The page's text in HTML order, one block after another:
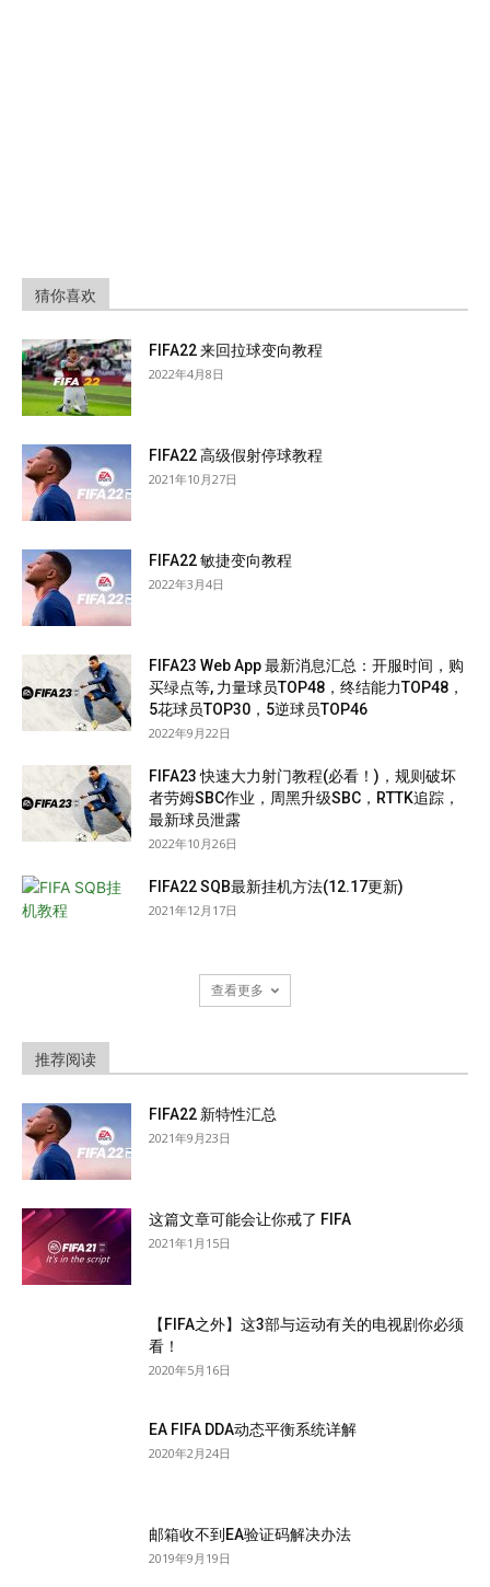
猜你喜欢
FIFA22 来回拉球变向教程
2022年4月8日
FIFA22 高级假射停球教程
2021年10月27日
FIFA22 敏捷变向教程
2022年3月4日
FIFA23 Web App 最新消息汇总：开服时间，购
买绿点等, 力量球员TOP48，终结能力TOP48，
5花球员TOP30，5逆球员TOP46
2022年9月22日
FIFA23 快速大力射门教程(必看！)，规则破坏
者劳姆SBC作业，周黑升级SBC，RTTK追踪，
最新球员泄露
2022年10月26日
FIFA22 SQB最新挂机方法(12.17更新)
2021年12月17日
查看更多
推荐阅读
FIFA22 新特性汇总
2021年9月23日
这篇文章可能会让你戒了 FIFA
2021年1月15日
【FIFA之外】这3部与运动有关的电视剧你必须
看！
2020年5月16日
EA FIFA DDA动态平衡系统详解
2020年2月24日
邮箱收不到EA验证码解决办法
2019年9月19日